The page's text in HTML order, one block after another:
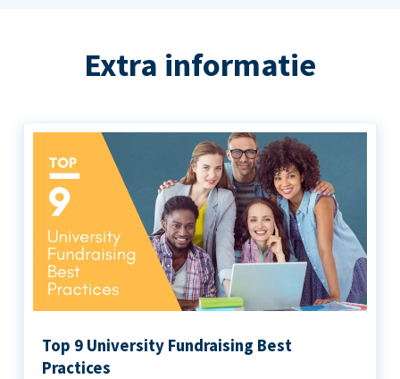
Extra informatie
Top 9 University Fundraising Best
Practices